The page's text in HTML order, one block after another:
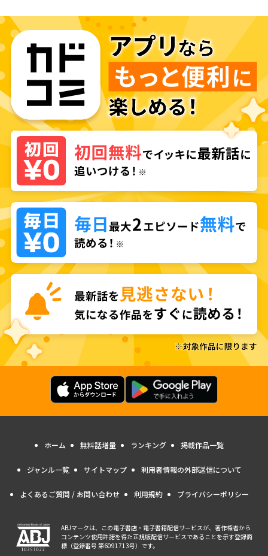
ホーム 無料話増量 ランキング 掲載作品一覧
ジャンル一覧 サイトマップ 利用者情報の外部送信について
よくあるご質問 / お問い合わせ 利用規約 プライバシーポリシー
ABJマークは、この電子書店・電子書籍配信サービスが、著作権者から
コンテンツ使用許諾を得た正規版配信サービスであることを示す登録商
標（登録番号 第6091713号）です。